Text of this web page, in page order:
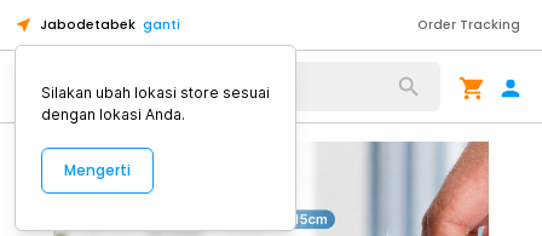
Jabodetabek ganti Order Tracking
Alat Kopi
Silakan ubah lokasi store sesuai
dengan lokasi Anda.
Mengerti